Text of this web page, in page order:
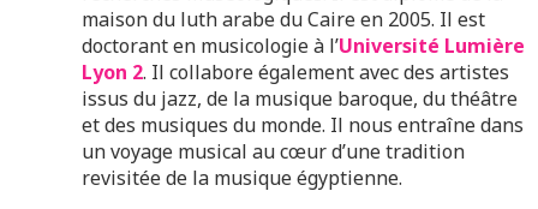
maison du luth arabe du Caire en 2005. Il est
doctorant en musicologie à l’Université Lumière
Lyon 2. Il collabore également avec des artistes
issus du jazz, de la musique baroque, du théâtre
et des musiques du monde. Il nous entraîne dans
un voyage musical au cœur d’une tradition
revisitée de la musique égyptienne.